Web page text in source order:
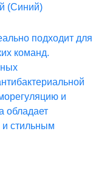
(Синий)
подходит для
команд.
и
обладает
и стильным